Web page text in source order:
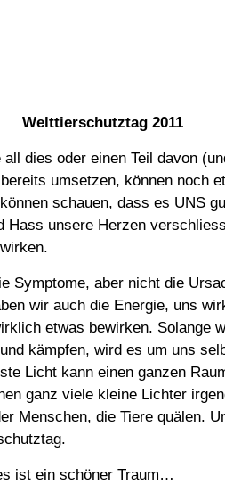
Welttierschutztag 2011
dies oder einen Teil davon
umsetzen, können noch
schauen, dass es UNS
Hass unsere Herzen
Symptome, aber nicht die
wir auch die Energie, uns
etwas bewirken. Solange
kämpfen, wird es um uns
Licht kann einen ganzen
ganz viele kleine Lichter
Menschen, die Tiere quälen.
ist ein schöner Traum…